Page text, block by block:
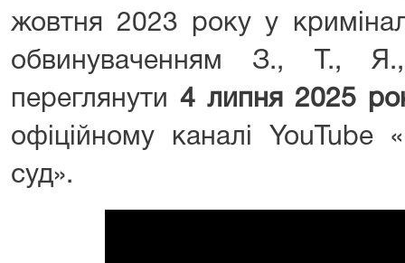
жовтня 2023 року у
обвинуваченням З.,
переглянути4 липня 2025
офіційному каналі YouTube
суд».